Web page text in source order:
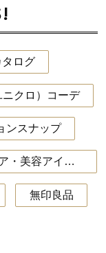
ログ
クロ）コーデ
ンスナップ
40代におすすめの化粧品・スキンケア・美容アイテム
無印良品